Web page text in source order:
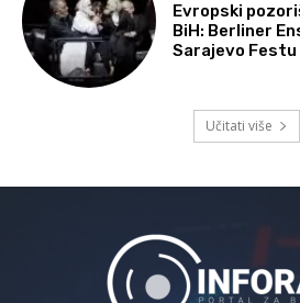
Evropski
BiH: Berliner
Sarajevo Festu
Učitati više